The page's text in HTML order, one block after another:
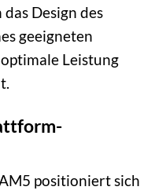
Design des
geeigneten
Leistung
positioniert sich